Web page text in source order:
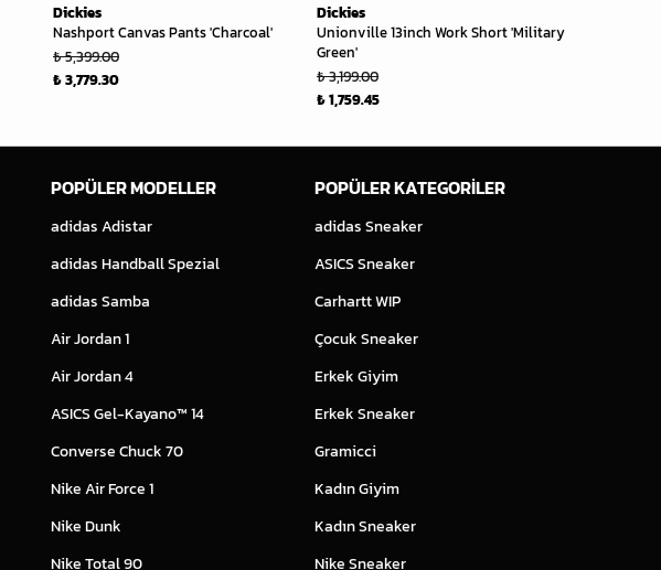
Dickies
Nashport Canvas Pants 'Charcoal'
₺ 5,399.00
₺ 3,779.30
Dickies
Unionville 13inch Work Short 'Military
Green'
₺ 3,199.00
₺ 1,759.45
POPÜLER MODELLER
adidas Adistar
adidas Handball Spezial
adidas Samba
Air Jordan 1
Air Jordan 4
ASICS Gel-Kayano™ 14
Converse Chuck 70
Nike Air Force 1
Nike Dunk
Nike Total 90
POPÜLER KATEGORİLER
adidas Sneaker
ASICS Sneaker
Carhartt WIP
Çocuk Sneaker
Erkek Giyim
Erkek Sneaker
Gramicci
Kadın Giyim
Kadın Sneaker
Nike Sneaker